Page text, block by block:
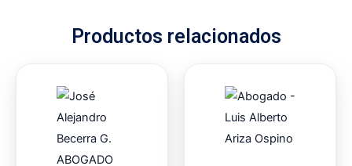
Productos relacionados